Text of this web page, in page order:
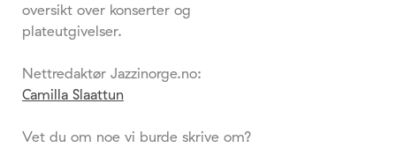
oversikt over konserter og
plateutgivelser.
Nettredaktør Jazzinorge.no:
Camilla Slaattun
Vet du om noe vi burde skrive om?